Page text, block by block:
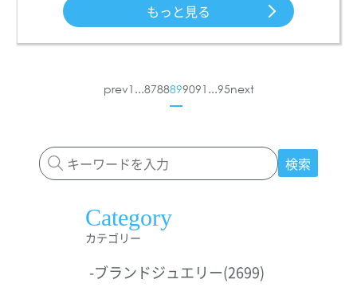
もっと見る
prev1 ...8788899091 ...95next
検索
Category
カテゴリー
-ブランドジュエリー(2699)